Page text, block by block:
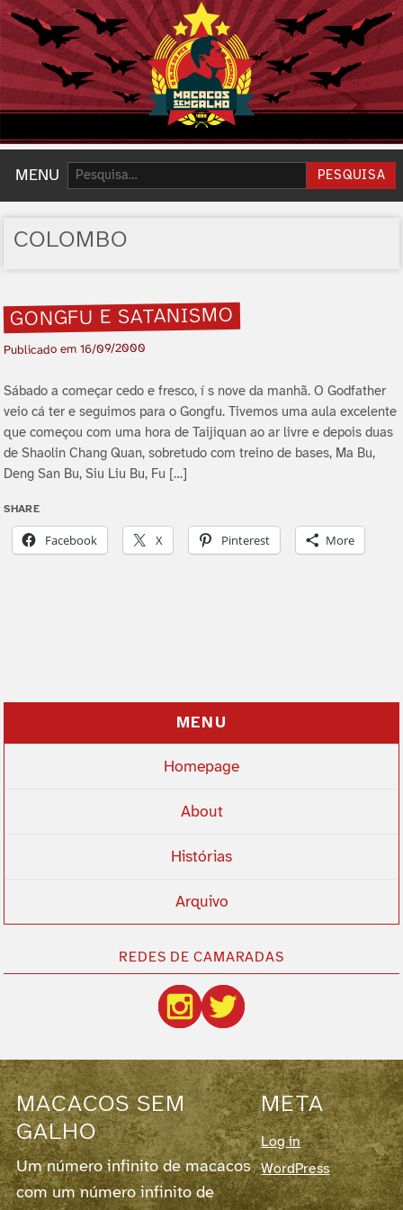
MENU Pesquisar: PESQUISA
COLOMBO
GONGFU E SATANISMO
Publicado em16/09/2000
Sábado a começar cedo e fresco, í s nove da manhã. O Godfather
veio cá ter e seguimos para o Gongfu. Tivemos uma aula excelente
que começou com uma hora de Taijiquan ao ar livre e depois duas
de Shaolin Chang Quan, sobretudo com treino de bases, Ma Bu,
Deng San Bu, Siu Liu Bu, Fu […]
SHARE
Facebook X Pinterest More
MENU
Homepage
About
Histórias
Arquivo
REDES DE CAMARADAS
MACACOS SEM
GALHO
Um número infinito de macacos
com um número infinito de
META
Log in
WordPress